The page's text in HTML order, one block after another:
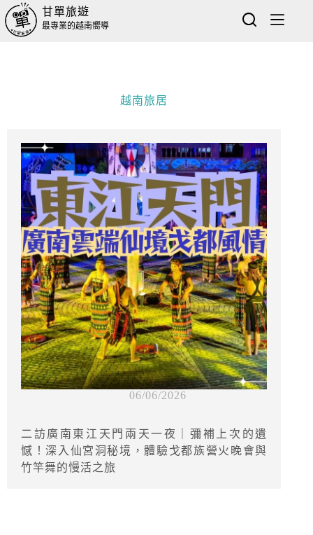
甘單旅遊
最專業的越南嚮導
越南旅居
06/06/2026
二訪廣南東江天門兩天一夜｜彌補上次的遺
憾！深入仙宮洞秘境，體驗戈都族營火晚會與
竹竿舞的慢活之旅